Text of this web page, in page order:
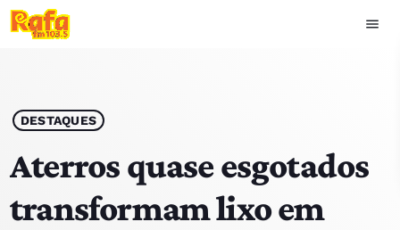
menu
play_arrow OUVIR RAFA
HOME
DESTAQUES
Aterros quase esgotados
transformam lixo em